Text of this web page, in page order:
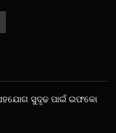
ସୁଦୃଢ ପାଇଁ ଇଫକୋ